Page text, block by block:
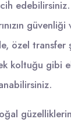
güvenliği
özel transfer
koltuğu gibi